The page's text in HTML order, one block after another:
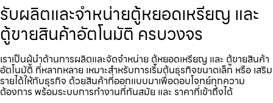
รับผลิตและจำหน่ายตู้หยอดเหรียญ และ
ตู้ขายสินค้าอัตโนมัติ ครบวงจร
เราเป็นผู้นำด้านการผลิตและจัดจำหน่าย ตู้หยอดเหรียญ และ ตู้ขายสินค้า
อัตโนมัติ ที่หลากหลาย เหมาะสำหรับการเริ่มต้นธุรกิจขนาดเล็ก หรือ เสริม
รายได้ให้กับธุรกิจ ด้วยสินค้าที่ออกแบบมาเพื่อตอบโจทย์ทุกความ
ต้องการ พร้อมระบบการทำงานที่ทันสมัย และ ราคาที่เข้าถึงได้